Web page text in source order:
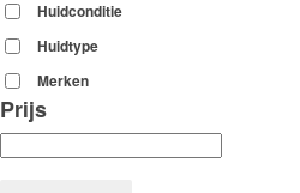
Huidconditie
Huidtype
Merken
Prijs